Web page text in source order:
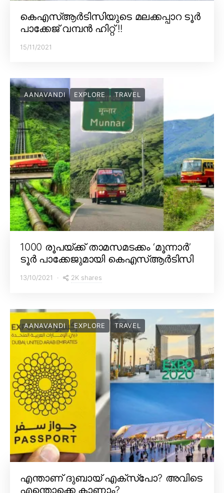
കെഎസ്ആർടിസിയുടെ മലക്കപ്പാറ ടൂർ
പാക്കേജ് വമ്പൻ ഹിറ്റ് !!
15/11/2021
AANAVANDI EXPLORE TRAVEL
1000 രൂപയ്ക്ക് താമസമടക്കം ‘മൂന്നാർ’
ടൂർ പാക്കേജുമായി കെഎസ്ആർടിസി
13/10/2021 2K shares
AANAVANDI EXPLORE TRAVEL
എന്താണ് ദുബായ് എക്സ്പോ? അവിടെ
എന്തൊക്കെ കാണാം?